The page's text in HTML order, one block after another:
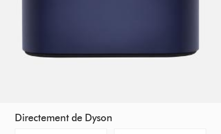
Directement de Dyson